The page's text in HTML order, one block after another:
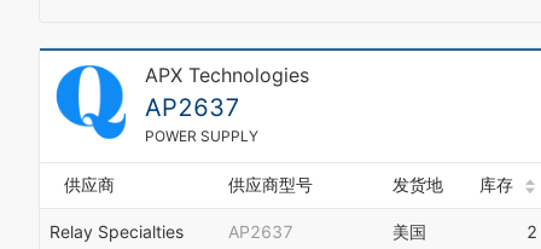
APX Technologies
AP2637
POWER SUPPLY
供应商 供应商型号 发货地 库存
Relay Specialties AP2637 美国 2